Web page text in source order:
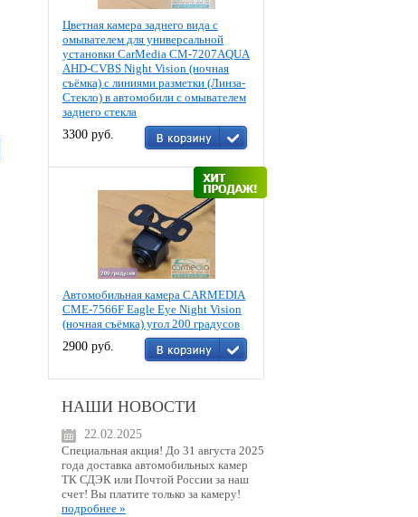
Цветная камера заднего вида c
омывателем для универсальной
установки CarMedia CM-7207AQUA
AHD-CVBS Night Vision (ночная
съёмка) с линиями разметки (Линза-
Стекло) в автомобили с омывателем
заднего стекла
3300 руб.
Автомобильная камера CARMEDIA
CME-7566F Eagle Eye Night Vision
(ночная съёмка) угол 200 градусов
2900 руб.
НАШИ НОВОСТИ
22.02.2025
Специальная акция! До 31 августа 2025
года доставка автомобильных камер
ТК СДЭК или Почтой России за наш
счет! Вы платите только за камеру!
подробнее »